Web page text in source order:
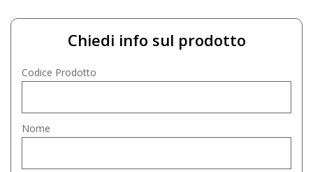
Chiedi info sul prodotto
Codice Prodotto
Nome